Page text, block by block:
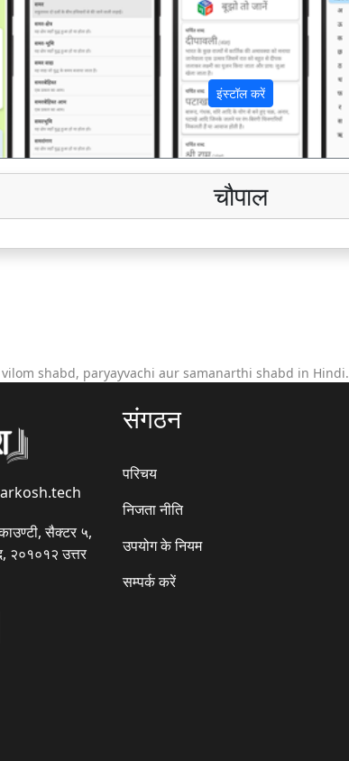
इंस्टॉल करें
चौपाल
shabd, paryayvachi aur samanarthi shabd in Hindi.
सैक्टर ५,
२०१०१२ उत्तर
संगठन
परिचय
निजता नीति
उपयोग के नियम
सम्पर्क करें